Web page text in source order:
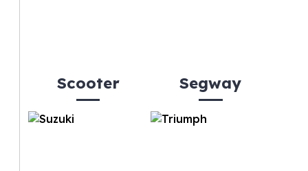
Scooter Segway